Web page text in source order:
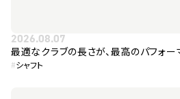
2026.08.07
最適なクラブの長さが、最高のパフォ
#シャフト